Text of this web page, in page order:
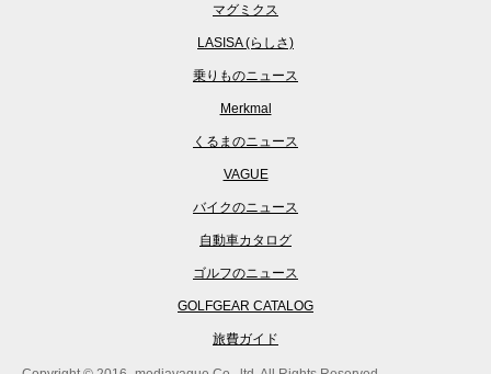
マグミクス
LASISA (らしさ)
乗りものニュース
Merkmal
くるまのニュース
VAGUE
バイクのニュース
自動車カタログ
ゴルフのニュース
GOLFGEAR CATALOG
旅費ガイド